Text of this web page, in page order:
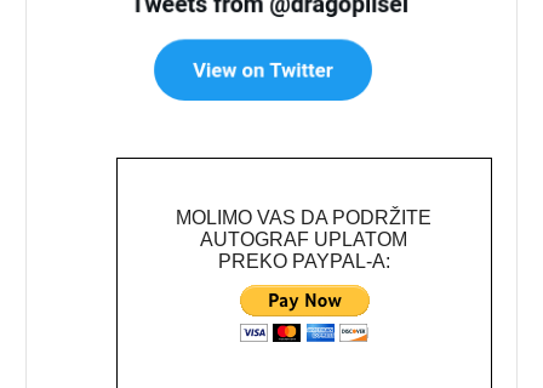
MOLIMO VAS DA PODRŽITE
AUTOGRAF UPLATOM
PREKO PAYPAL-A: